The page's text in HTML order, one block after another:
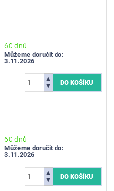
60 dnů
Můžeme doručit do:
3.11.2026
60 dnů
Můžeme doručit do:
3.11.2026